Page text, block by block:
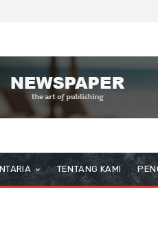
TENTANG KAMI